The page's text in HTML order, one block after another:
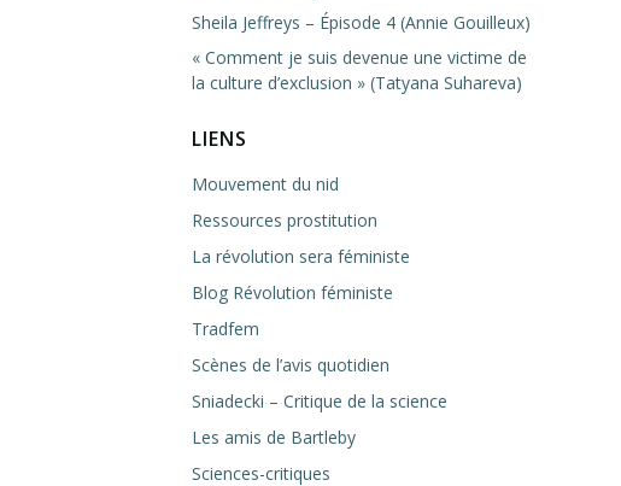
Sheila Jeffreys – Épisode 4 (Annie Gouilleux)
« Comment je suis devenue une victime de
la culture d’exclusion » (Tatyana Suhareva)
LIENS
Mouvement du nid
Ressources prostitution
La révolution sera féministe
Blog Révolution féministe
Tradfem
Scènes de l’avis quotidien
Sniadecki – Critique de la science
Les amis de Bartleby
Sciences-critiques